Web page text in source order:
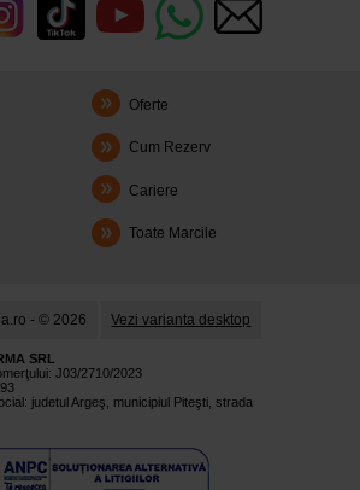
Oferte
Cum Rezerv
Cariere
Toate Marcile
- © 2026 Vezi varianta desktop
SRL
J03/2710/2023
judetul Argeş, municipiul Piteşti, strada